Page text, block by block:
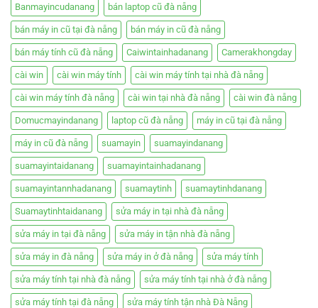
Banmayincudanang bán laptop cũ đà nẵng
bán máy in cũ tại đà nẵng bán máy in cũ đà nẵng
bán máy tính cũ đà nẵng Caiwintainhadanang Camerakhongday
cài win cài win máy tính cài win máy tính tại nhà đà nẵng
cài win máy tính đà nẵng cài win tại nhà đà nẵng cài win đà nẵng
Domucmayindanang laptop cũ đà nẵng máy in cũ tại đà nẵng
máy in cũ đà nẵng suamayin suamayindanang
suamayintaidanang suamayintainhadanang
suamayintannhadanang suamaytinh suamaytinhdanang
Suamaytinhtaidanang sửa máy in tại nhà đà nẵng
sửa máy in tại đà nẵng sửa máy in tận nhà đà nẵng
sửa máy in đà nẵng sửa máy in ở đà nẵng sửa máy tính
sửa máy tính tại nhà đà nẵng sửa máy tính tại nhà ở đà nẵng
sửa máy tính tại đà nẵng sửa máy tính tận nhà Đà Nẵng